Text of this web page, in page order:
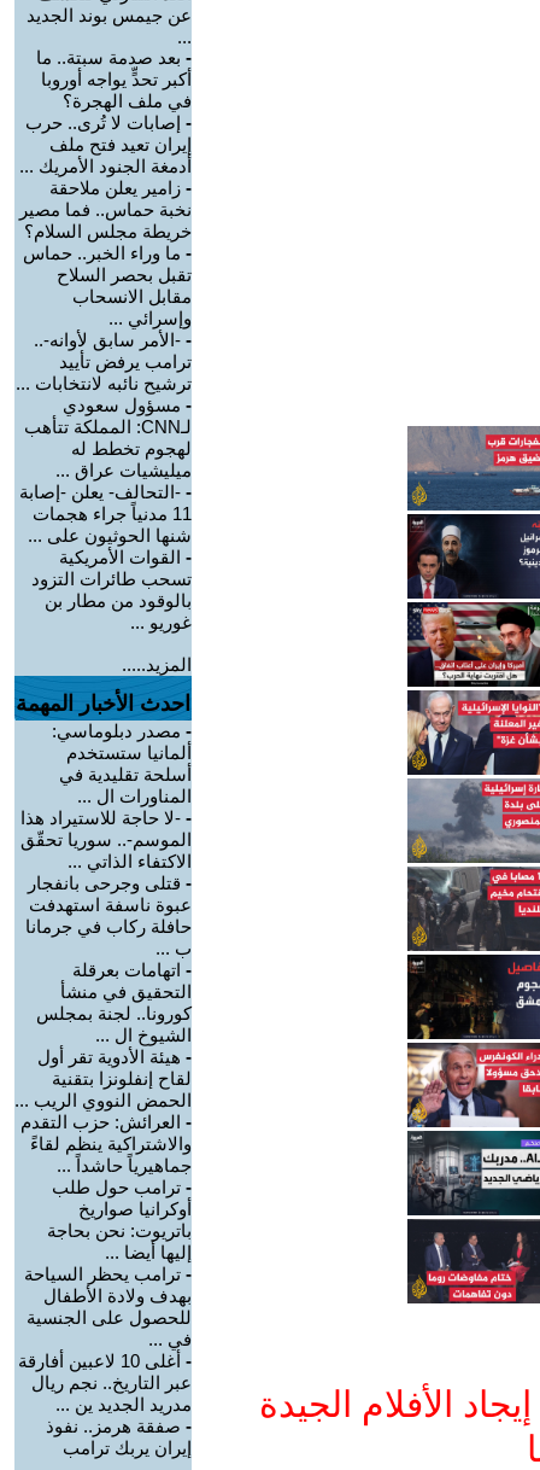
الأفلام الجيدة
عن جيمس بوند الجديد
...
- بعد صدمة سبتة.. ما
أكبر تحدٍّ يواجه أوروبا
في ملف الهجرة؟
- إصابات لا تُرى.. حرب
إيران تعيد فتح ملف
أدمغة الجنود الأمريك ...
- زامير يعلن ملاحقة
نخبة حماس.. فما مصير
خريطة مجلس السلام؟
- ما وراء الخبر.. حماس
تقبل بحصر السلاح
مقابل الانسحاب
وإسرائي ...
- -الأمر سابق لأوانه-..
ترامب يرفض تأييد
ترشيح نائبه لانتخابات ...
- مسؤول سعودي
لـCNN: المملكة تتأهب
لهجوم تخطط له
ميليشيات عراق ...
- -التحالف- يعلن -إصابة
11 مدنياً جراء هجمات
شنها الحوثيون على ...
- القوات الأمريكية
تسحب طائرات التزود
بالوقود من مطار بن
غوريو ...
المزيد.....
احدث الأخبار المهمة
- مصدر دبلوماسي:
ألمانيا ستستخدم
أسلحة تقليدية في
المناورات ال ...
- -لا حاجة للاستيراد هذا
الموسم-.. سوريا تحقّق
الاكتفاء الذاتي ...
- قتلى وجرحى بانفجار
عبوة ناسفة استهدفت
حافلة ركاب في جرمانا
ب ...
- اتهامات بعرقلة
التحقيق في منشأ
كورونا.. لجنة بمجلس
الشيوخ ال ...
- هيئة الأدوية تقر أول
لقاح إنفلونزا بتقنية
الحمض النووي الريب ...
- العرائش: حزب التقدم
والاشتراكية ينظم لقاءً
جماهيرياً حاشداً ...
- ترامب حول طلب
أوكرانيا صواريخ
باتريوت: نحن بحاجة
إليها أيضا ...
- ترامب يحظر السياحة
بهدف ولادة الأطفال
للحصول على الجنسية
في ...
-
أغلى 10 لاعبين أفارقة
عبر التاريخ.. نجم ريال
مدريد الجديد ين ...
- صفقة هرمز.. نفوذ
إيران يربك ترامب